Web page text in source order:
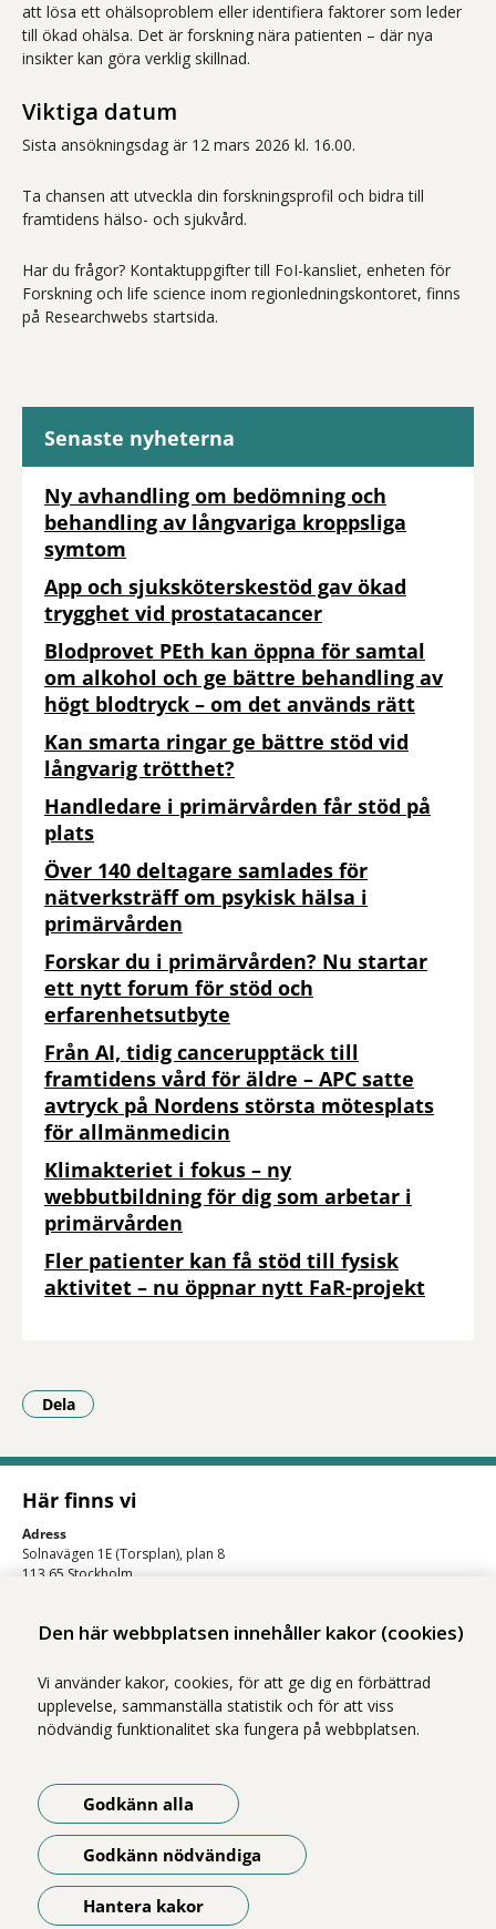
Den här webbplatsen innehåller kakor (cookies)
Vi använder kakor, cookies, för att ge dig en förbättrad
upplevelse, sammanställa statistik och för att viss
nödvändig funktionalitet ska fungera på webbplatsen.
Godkänn alla
Godkänn nödvändiga
Hantera kakor
att lösa ett ohälsoproblem eller identifiera faktorer som leder
till ökad ohälsa. Det är forskning nära patienten – där nya
insikter kan göra verklig skillnad.
Viktiga datum
Sista ansökningsdag är 12 mars 2026 kl. 16.00.
Ta chansen att utveckla din forskningsprofil och bidra till
framtidens hälso- och sjukvård.
Har du frågor? Kontaktuppgifter till FoI-kansliet, enheten för
Forskning och life science inom regionledningskontoret, finns
på Researchwebs startsida.
Senaste nyheterna
Ny avhandling om bedömning och
behandling av långvariga kroppsliga
symtom
App och sjuksköterskestöd gav ökad
trygghet vid prostatacancer
Blodprovet PEth kan öppna för samtal
om alkohol och ge bättre behandling av
högt blodtryck – om det används rätt
Kan smarta ringar ge bättre stöd vid
långvarig trötthet?
Handledare i primärvården får stöd på
plats
Över 140 deltagare samlades för
nätverksträff om psykisk hälsa i
primärvården
Forskar du i primärvården? Nu startar
ett nytt forum för stöd och
erfarenhetsutbyte
Från AI, tidig cancerupptäck till
framtidens vård för äldre – APC satte
avtryck på Nordens största mötesplats
för allmänmedicin
Klimakteriet i fokus – ny
webbutbildning för dig som arbetar i
primärvården
Fler patienter kan få stöd till fysisk
aktivitet – nu öppnar nytt FaR-projekt
Dela
- Klicka för att öppna delningsalternativ.
Här finns vi
Adress
Solnavägen 1E (Torsplan), plan 8
113 65 Stockholm
Vi ingår i Stockholms läns sjukvårdsområde som erbjuder hälso- och
sjukvård i Region Stockholms regi.
Om webbplatsen
Tillgänglighetsredogörelse